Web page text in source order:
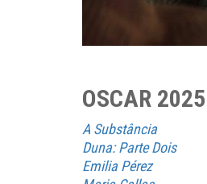
OSCAR
A Substância
Duna: Parte Dois
Emilia Pérez